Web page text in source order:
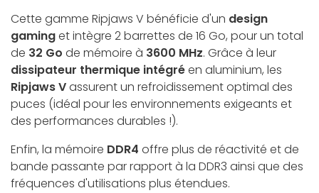
Cette gamme Ripjaws V bénéficie d'un design
gaminget intègre 2 barrettes de 16 Go, pour un total
de 32 Go de mémoire à 3600 MHz. Grâce à leur
dissipateur thermique intégréen aluminium, les
Ripjaws Vassurent un refroidissement optimal des
puces (idéal pour les environnements exigeants et
des performances durables !).
Enfin, la mémoire DDR4 offre plus de réactivité et de
bande passante par rapport à la DDR3 ainsi que des
fréquences d'utilisations plus étendues.